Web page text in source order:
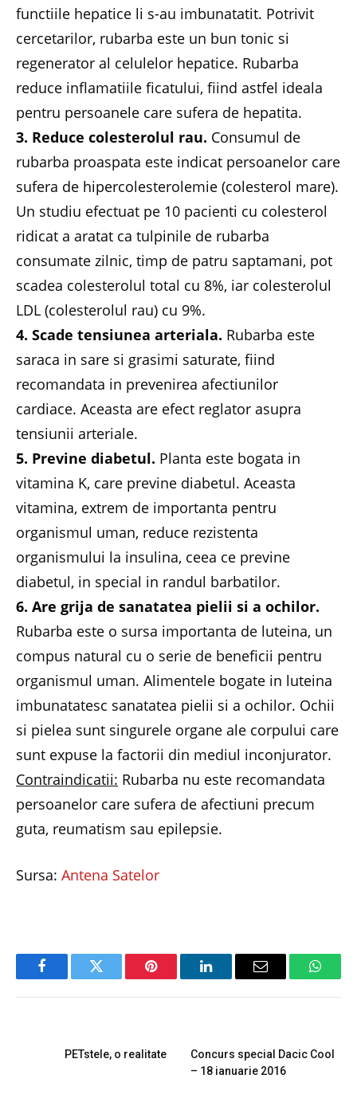
functiile hepatice li s-au imbunatatit. Potrivit
cercetarilor, rubarba este un bun tonic si
regenerator al celulelor hepatice. Rubarba
reduce inflamatiile ficatului, fiind astfel ideala
pentru persoanele care sufera de hepatita.
3. Reduce colesterolul rau. Consumul de
rubarba proaspata este indicat persoanelor care
sufera de hipercolesterolemie (colesterol mare).
Un studiu efectuat pe 10 pacienti cu colesterol
ridicat a aratat ca tulpinile de rubarba
consumate zilnic, timp de patru saptamani, pot
scadea colesterolul total cu 8%, iar colesterolul
LDL (colesterolul rau) cu 9%.
4. Scade tensiunea arteriala. Rubarba este
saraca in sare si grasimi saturate, fiind
recomandata in prevenirea afectiunilor
cardiace. Aceasta are efect reglator asupra
tensiunii arteriale.
5. Previne diabetul. Planta este bogata in
vitamina K, care previne diabetul. Aceasta
vitamina, extrem de importanta pentru
organismul uman, reduce rezistenta
organismului la insulina, ceea ce previne
diabetul, in special in randul barbatilor.
6. Are grija de sanatatea pielii si a ochilor.
Rubarba este o sursa importanta de luteina, un
compus natural cu o serie de beneficii pentru
organismul uman. Alimentele bogate in luteina
imbunatatesc sanatatea pielii si a ochilor. Ochii
si pielea sunt singurele organe ale corpului care
sunt expuse la factorii din mediul inconjurator.
Contraindicatii: Rubarba nu este recomandata
persoanelor care sufera de afectiuni precum
guta, reumatism sau epilepsie.
Sursa: Antena Satelor
FacebookTwitter Pinterest LinkedInEmail
PETstele, o realitate
Concurs special Dacic Cool
– 18 ianuarie 2016